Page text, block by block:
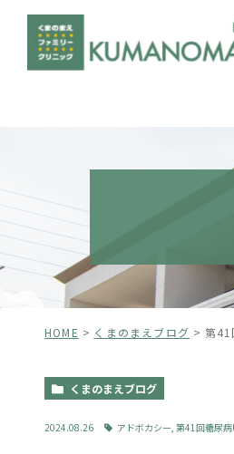
HOME くまのまえブログ 第41
くまのまえブログ
2024.08.26 アドボカシー 第41回糖尿